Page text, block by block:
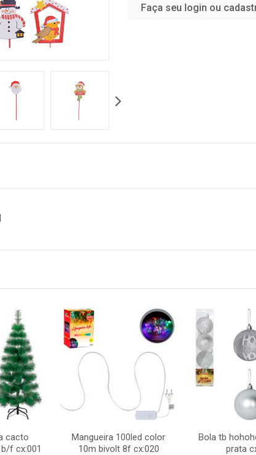
Faça seu login ou
cacto
f cx:001
Mangueira 100led color
10m bivolt 8f cx:020
Bola tb
prata